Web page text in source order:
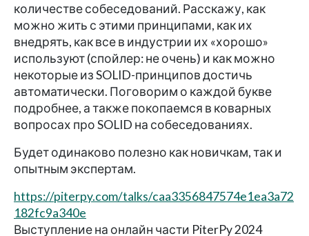
количестве собеседований. Расскажу, как
можно жить с этими принципами, как их
внедрять, как все в индустрии их «хорошо»
используют (спойлер: не очень) и как можно
некоторые из SOLID-принципов достичь
автоматически. Поговорим о каждой букве
подробнее, а также покопаемся в коварных
вопросах про SOLID на собеседованиях.
Будет одинаково полезно как новичкам, так и
опытным экспертам.
https://piterpy.com/talks/caa3356847574e1ea3a72
182fc9a340e
Выступление на онлайн части PiterPy 2024